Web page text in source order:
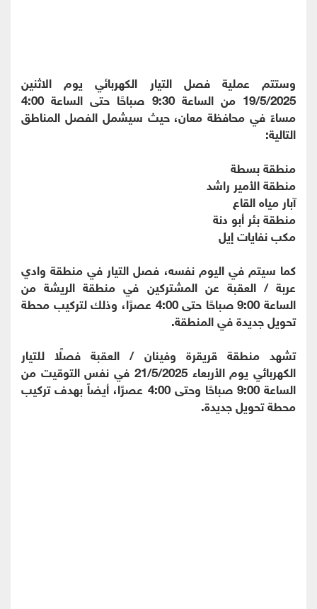
وستتم عملية فصل التيار الكهربائي يوم الاثنين
19/5/2025 من الساعة 9:30 صباحًا حتى الساعة 4:00
مساءً في محافظة معان، حيث سيشمل الفصل المناطق
التالية:
منطقة بسطة
منطقة الأمير راشد
آبار مياه القاع
منطقة بئر أبو دنة
مكب نفايات إيل
كما سيتم في اليوم نفسه، فصل التيار في منطقة وادي
عربة / العقبة عن المشتركين في منطقة الريشة من
الساعة 9:00 صباحًا حتى 4:00 عصرًا، وذلك لتركيب محطة
تحويل جديدة في المنطقة.
تشهد منطقة قريقرة وفينان / العقبة فصلًا للتيار
الكهربائي يوم الأربعاء 21/5/2025 في نفس التوقيت من
الساعة 9:00 صباحًا وحتى 4:00 عصرًا، أيضاً بهدف تركيب
محطة تحويل جديدة.